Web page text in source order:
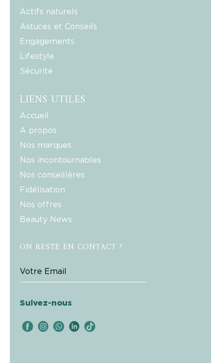
Actifs naturels
Astuces et Conseils
Engagements
Lifestyle
Sécurité
LIENS UTILES
Accueil
A propos
Nos marques
Nos incontournables
Nos conseillères
Fidélisation
Nos offres
Beauty News
ON RESTE EN CONTACT ?
Suivez-nous